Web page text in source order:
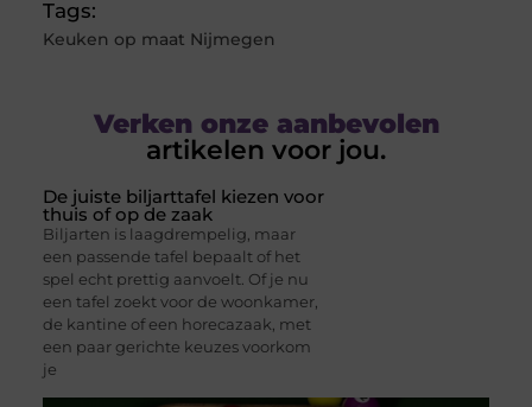
Tags:
Keuken op maat Nijmegen
Verken onze aanbevolen
artikelen voor jou.
De juiste biljarttafel kiezen voor
thuis of op de zaak
Biljarten is laagdrempelig, maar
een passende tafel bepaalt of het
spel echt prettig aanvoelt. Of je nu
een tafel zoekt voor de woonkamer,
de kantine of een horecazaak, met
een paar gerichte keuzes voorkom
je